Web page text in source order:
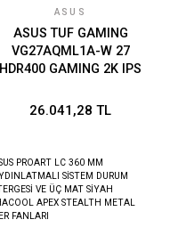
ASUS
ASUS TUF GAMING
VG27AQML1A-W 27
HDR400 GAMING 2K IPS
UYUMLU 2560x1440 1MS
PIVOT MONITOR
26.041,28 TL